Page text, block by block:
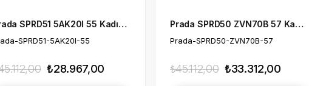
Prada-SPRD50-ZVN70B-57
₺33.312,00
₺45.112,00
Prada-SPRD53-23J-90F-55
₺15.676,40
₺45.112,00